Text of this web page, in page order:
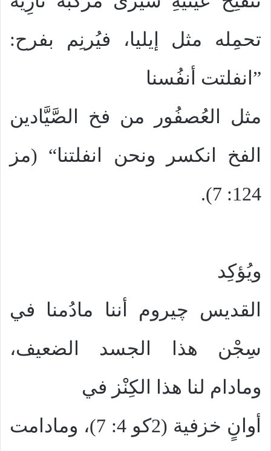
تحمِله مثل إيليا، فيُرنِم بفرح:
”انفلتت أنفُسنا
مثل العُصفُور من فخ الصَّيَّادين
الفخ انكسر ونحن انفلتنا“ (مز
124: 7).
ويُؤكِد
القديس چيروم أننا مادُمنا في
سِجْن هذا الجسد الضعيف،
ومادام لنا هذا الكِنْز في
أوانٍ خزفية (2كو 4: 7)، ومادامت